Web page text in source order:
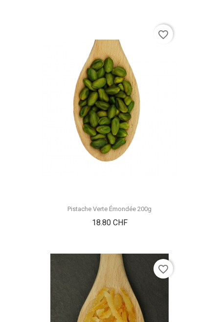
Pistache Verte Émondée 200g
18.80 CHFPrix
favorite_border
favorite_border